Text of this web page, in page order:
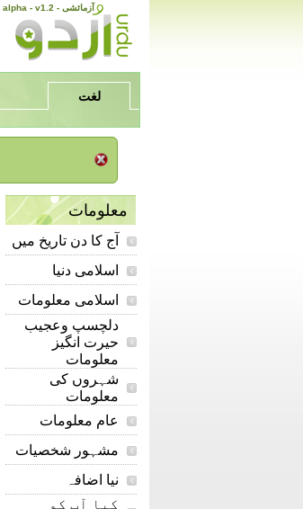
alpha - v1.2 - آزمائشی
لغت
معلومات
آج کا دن تاریخ میں
اسلامی دنیا
اسلامی معلومات
دلچسپ وعجیب
حیرت انگیز
معلومات
شہروں کی
معلومات
عام معلومات
مشہور شخصیات
نیا اضافہ
کیا آپ کو